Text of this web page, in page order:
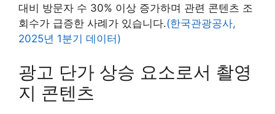
대비 방문자 수 30% 이상 증가하며 관련 콘텐츠 조
회수가 급증한 사례가 있습니다.(한국관광공사,
2025년 1분기 데이터)
광고 단가 상승 요소로서 촬영
지 콘텐츠